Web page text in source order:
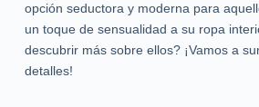
opción seductora y moderna para
un toque de sensualidad a su ropa
descubrir más sobre ellos? ¡Vamos a
detalles!